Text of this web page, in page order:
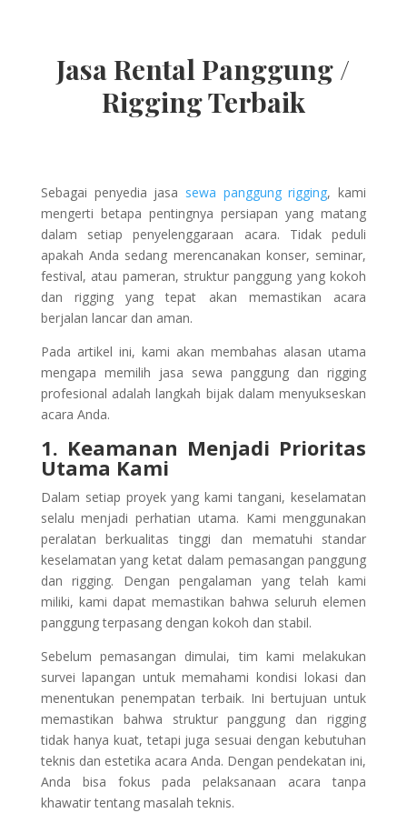
Jasa Rental Panggung /
Rigging Terbaik
Sebagai penyedia jasa sewa panggung rigging, kami
mengerti betapa pentingnya persiapan yang matang
dalam setiap penyelenggaraan acara. Tidak peduli
apakah Anda sedang merencanakan konser, seminar,
festival, atau pameran, struktur panggung yang kokoh
dan rigging yang tepat akan memastikan acara
berjalan lancar dan aman.
Pada artikel ini, kami akan membahas alasan utama
mengapa memilih jasa sewa panggung dan rigging
profesional adalah langkah bijak dalam menyukseskan
acara Anda.
1. Keamanan Menjadi Prioritas
Utama Kami
Dalam setiap proyek yang kami tangani, keselamatan
selalu menjadi perhatian utama. Kami menggunakan
peralatan berkualitas tinggi dan mematuhi standar
keselamatan yang ketat dalam pemasangan panggung
dan rigging. Dengan pengalaman yang telah kami
miliki, kami dapat memastikan bahwa seluruh elemen
panggung terpasang dengan kokoh dan stabil.
Sebelum pemasangan dimulai, tim kami melakukan
survei lapangan untuk memahami kondisi lokasi dan
menentukan penempatan terbaik. Ini bertujuan untuk
memastikan bahwa struktur panggung dan rigging
tidak hanya kuat, tetapi juga sesuai dengan kebutuhan
teknis dan estetika acara Anda. Dengan pendekatan ini,
Anda bisa fokus pada pelaksanaan acara tanpa
khawatir tentang masalah teknis.